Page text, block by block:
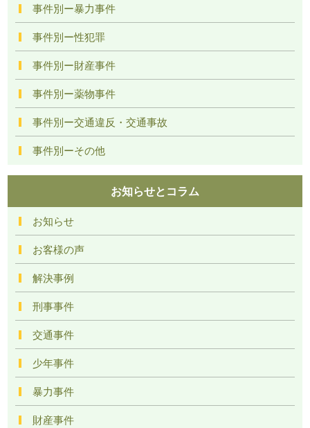
事件別ー暴力事件
事件別ー性犯罪
事件別ー財産事件
事件別ー薬物事件
事件別ー交通違反・交通事故
事件別ーその他
お知らせとコラム
お知らせ
お客様の声
解決事例
刑事事件
交通事件
少年事件
暴力事件
財産事件